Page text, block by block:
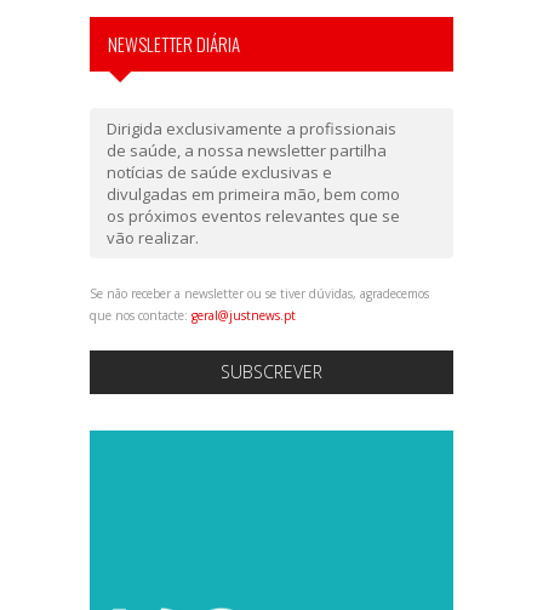
NEWSLETTER DIÁRIA
Dirigida exclusivamente a profissionais
de saúde, a nossa newsletter partilha
notícias de saúde exclusivas e
divulgadas em primeira mão, bem como
os próximos eventos relevantes que se
vão realizar.
Se não receber a newsletter ou se tiver dúvidas, agradecemos
que nos contacte: geral@justnews.pt
SUBSCREVER